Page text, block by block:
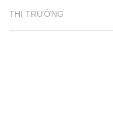
THỊ TRƯỜNG